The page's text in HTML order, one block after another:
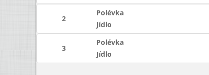
2
Polévka
Jídlo
3
Polévka
Jídlo